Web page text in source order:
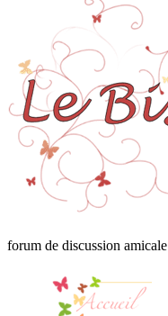
forum de discussion amicale